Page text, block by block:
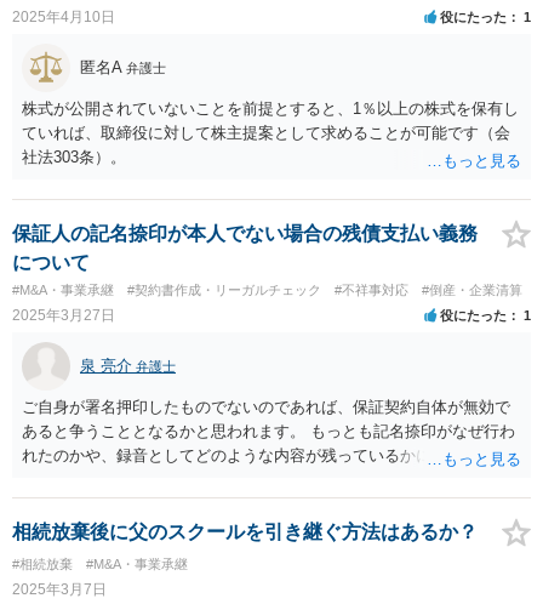
2025年4月10日 役にたった 1
匿名A 弁護士
株式が公開されていないことを前提とすると、1％以上の株式を保有し
ていれば、取締役に対して株主提案として求めることが可能です（会
社法303条）。
保証人の記名捺印が本人でない場合の残債支払い義務
について
#M&A・事業承継 #契約書作成・リーガルチェック #不祥事対応 #倒産・企業清算
2025年3月27日 役にたった 1
泉 亮介 弁護士
ご自身が署名押印したものでないのであれば、保証契約自体が無効で
あると争うこととなるかと思われます。 もっとも記名捺印がなぜ行わ
れたのかや、録音としてどのような内容が残っているかによっては書
相続放棄後に父のスクールを引き継ぐ方法はあるか？
#相続放棄 #M&A・事業承継
2025年3月7日